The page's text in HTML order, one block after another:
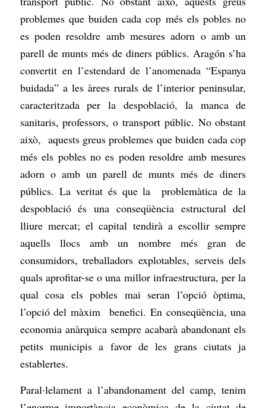
problemes que buiden cada cop més els pobles no
es poden resoldre amb mesures adorn o amb un
parell de munts més de diners públics. Aragón s’ha
convertit en l’estendard de l’anomenada “Espanya
buidada” a les àrees rurals de l’interior peninsular,
caracteritzada per la despoblació, la manca de
sanitaris, professors, o transport públic. No obstant
això, aquests greus problemes que buiden cada cop
més els pobles no es poden resoldre amb mesures
adorn o amb un parell de munts més de diners
públics. La veritat és que la problemàtica de la
despoblació és una conseqüència estructural del
lliure mercat; el capital tendirà a escollir sempre
aquells llocs amb un nombre més gran de
consumidors, treballadors explotables, serveis dels
quals aprofitar-se o una millor infraestructura, per la
qual cosa els pobles mai seran l’opció òptima,
l’opció del màxim benefici. En conseqüència, una
economia anàrquica sempre acabarà abandonant els
petits municipis a favor de les grans ciutats ja
establertes.
Paral·lelament a l’abandonament del camp, tenim